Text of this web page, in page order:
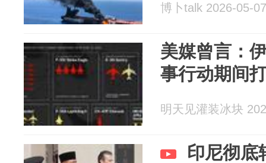
博卜talk 2026-05-07
美媒曾言：
事行动期间
明天见灌装冰块
印尼彻底